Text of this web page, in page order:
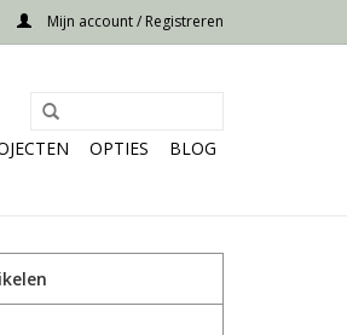
Mijn account / Registreren
OPTIES BLOG